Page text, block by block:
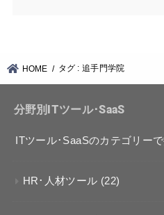
HOME タグ : 追手門学院
分野別ITツール･SaaS
ITツール･SaaSのカテゴリー
HR･人材ツール (22)